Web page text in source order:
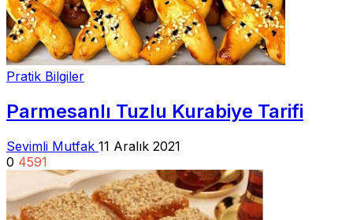
Pratik Bilgiler
Parmesanlı Tuzlu Kurabiye Tarifi
Sevimli Mutfak 11 Aralık 2021
0 4591